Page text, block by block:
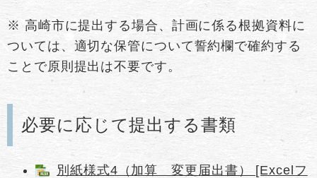
※ 高崎市に提出する場合、計画に係る根拠資料に
ついては、適切な保管について誓約欄で確約する
ことで原則提出は不要です。
必要に応じて提出する書類
別紙様式4（加算 変更届出書） [Excelフ